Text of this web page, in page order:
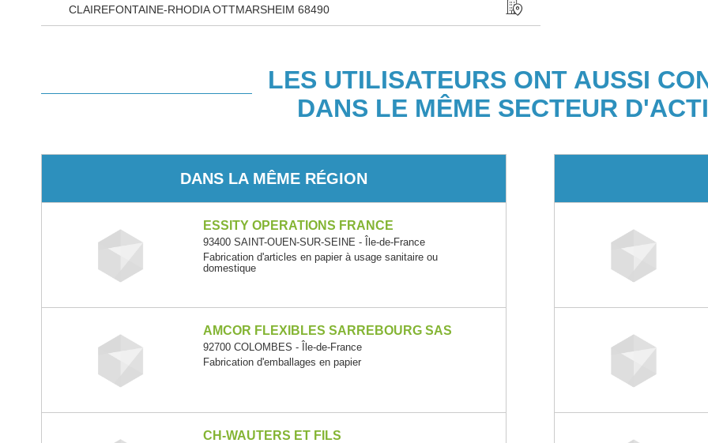
CLAIREFONTAINE-RHODIA OTTMARSHEIM 68490
LES UTILISATEURS ONT AUSSI
DANS LE MÊME SECTEUR
DANS LA MÊME RÉGION
ESSITY OPERATIONS FRANCE
93400 SAINT-OUEN-SUR-SEINE - Île-de-France
Fabrication d'articles en papier à usage sanitaire ou
domestique
AMCOR FLEXIBLES SARREBOURG SAS
92700 COLOMBES - Île-de-France
Fabrication d'emballages en papier
CH-WAUTERS ET FILS